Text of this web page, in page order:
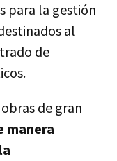
para la gestión
al
de
de gran
manera